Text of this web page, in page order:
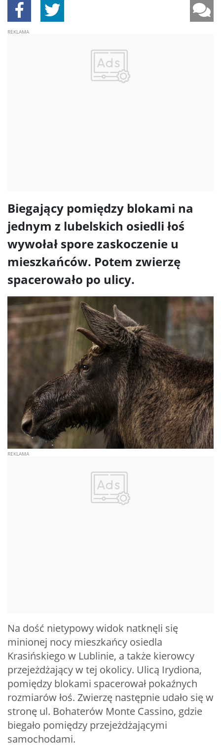
Biegający pomiędzy blokami na
jednym z lubelskich osiedli łoś
wywołał spore zaskoczenie u
mieszkańców. Potem zwierzę
spacerowało po ulicy.
Na dość nietypowy widok natknęli się
minionej nocy mieszkańcy osiedla
Krasińskiego w Lublinie, a także kierowcy
przejeżdżający w tej okolicy. Ulicą Irydiona,
pomiędzy blokami spacerował pokaźnych
rozmiarów łoś. Zwierzę następnie udało się w
stronę ul. Bohaterów Monte Cassino, gdzie
biegało pomiędzy przejeżdżającymi
samochodami.